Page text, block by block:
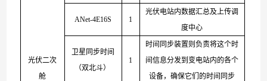
光伏二次
舱
ANet-4E16S 1
光伏电站内数据汇总及上传调
度中心
卫星同步时间
（双北斗）
1
时间同步装置则负责将这个时
间信息分发到变电站内的各个
设备，确保它们的时间同步